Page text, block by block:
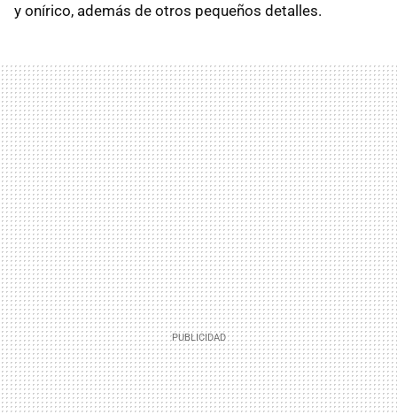
y onírico, además de otros pequeños detalles.